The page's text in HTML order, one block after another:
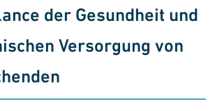
der Ge­sundheit und
Versorgung von